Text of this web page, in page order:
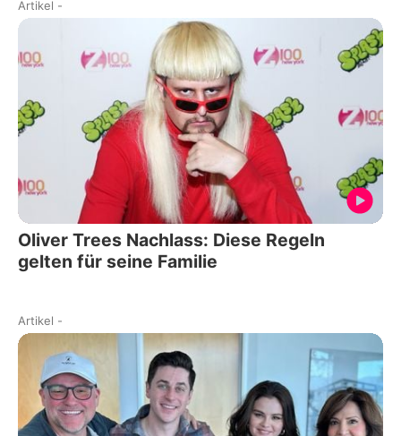
Artikel -
Oliver Trees Nachlass: Diese Regeln
gelten für seine Familie
Artikel -